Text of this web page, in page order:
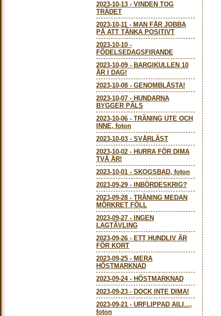
2023-10-13 - VINDEN TOG
TRÄDET
2023-10-11 - MAN FÅR JOBBA
PÅ ATT TÄNKA POSITIVT
2023-10-10 -
FÖDELSEDAGSFIRANDE
2023-10-09 - BARGIKULLEN 10
ÅR I DAG!
2023-10-08 - GENOMBLÅSTA!
2023-10-07 - HUNDARNA
BYGGER PÄLS
2023-10-06 - TRÄNING UTE OCH
INNE, foton
2023-10-03 - SVÅRLÄST
2023-10-02 - HURRA FÖR DIMA
TVÅ ÅR!
2023-10-01 - SKOGSBAD, foton
2023-09-29 -
INBÖRDESKRIG?
2023-09-28 - TRÄNING MEDAN
MÖRKRET FÖLL
2023-09-27 -
INGEN
LAGTÄVLING
2023-09-26 - ETT HUNDLIV ÄR
FÖR KORT
2023-09-25 - MERA
HÖSTMARKNAD
2023-09-24- HÖSTMARKNAD
2023-09-23 - DOCK INTE DIMA!
2023-09-21 - URFLIPPAD AILI...,
foton